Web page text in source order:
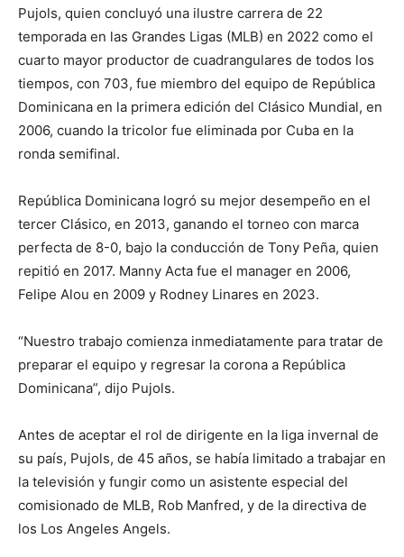
Pujols, quien concluyó una ilustre carrera de 22
temporada en las Grandes Ligas (MLB) en 2022 como el
cuarto mayor productor de cuadrangulares de todos los
tiempos, con 703, fue miembro del equipo de República
Dominicana en la primera edición del Clásico Mundial, en
2006, cuando la tricolor fue eliminada por Cuba en la
ronda semifinal.
República Dominicana logró su mejor desempeño en el
tercer Clásico, en 2013, ganando el torneo con marca
perfecta de 8-0, bajo la conducción de Tony Peña, quien
repitió en 2017. Manny Acta fue el manager en 2006,
Felipe Alou en 2009 y Rodney Linares en 2023.
“Nuestro trabajo comienza inmediatamente para tratar de
preparar el equipo y regresar la corona a República
Dominicana”, dijo Pujols.
Antes de aceptar el rol de dirigente en la liga invernal de
su país, Pujols, de 45 años, se había limitado a trabajar en
la televisión y fungir como un asistente especial del
comisionado de MLB, Rob Manfred, y de la directiva de
los Los Angeles Angels.